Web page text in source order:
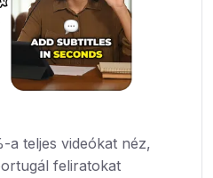
a teljes videókat néz,
feliratokat